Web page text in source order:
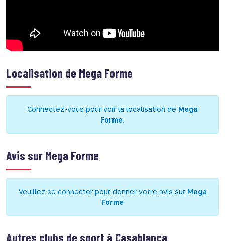
Localisation de Mega Forme
Connectez-vous pour voir la localisation de Mega
Forme.
Avis sur Mega Forme
Veuillez se connecter pour donner votre avis sur Mega
Forme
Autres clubs de sport à Casablanca